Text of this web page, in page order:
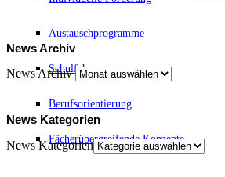
Austauschprogramme
Schulfahrten
Berufsorientierung
Fächerübergreifende Konzepte
News Archiv
News Archiv
News Kategorien
News Kategorien